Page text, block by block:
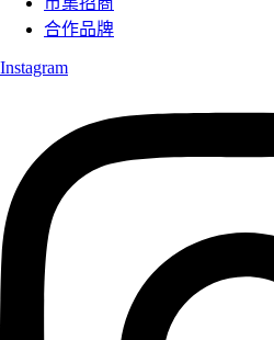
合作品牌
Instagram